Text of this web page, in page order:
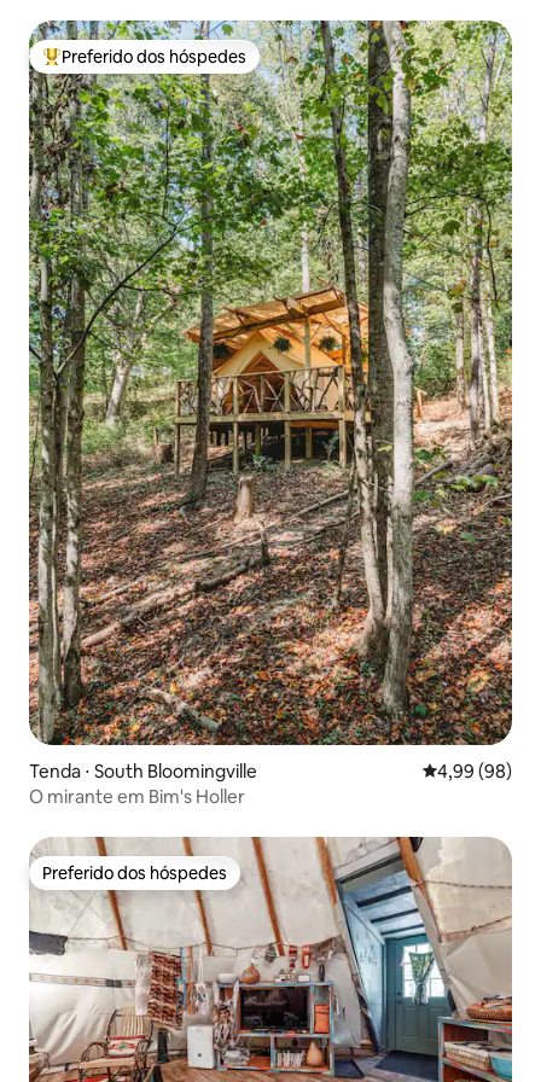
Entre os melhores preferidos dos hóspedes
Preferido dos hóspedes
Tenda ⋅ South Bloomingville 4,99 de uma
4,99 (98)
O mirante em Bim's Holler
Preferido dos hóspedes
Preferido dos hóspedes